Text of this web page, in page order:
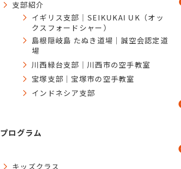
支部紹介
イギリス支部｜SEIKUKAI UK（オッ
クスフォードシャー）
島根隠岐島 たぬき道場｜誠空会認定道
場
川西緑台支部｜川西市の空手教室
宝塚支部｜宝塚市の空手教室
インドネシア支部
プログラム
キッズクラス